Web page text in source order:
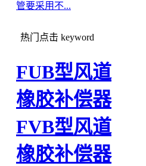
管要采用不...
热门点击 keyword
FUB型风道
橡胶补偿器
FVB型风道
橡胶补偿器